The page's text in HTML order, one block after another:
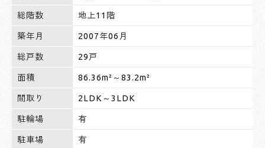
総階数 地上11階
築年月 2007年06月
総戸数 29戸
面積 86.36m²～83.2m²
間取り 2LDK～3LDK
駐輪場 有
駐車場 有